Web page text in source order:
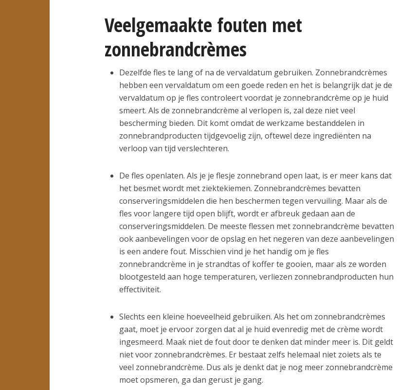
Veelgemaakte fouten met
zonnebrandcrèmes
Dezelfde fles te lang of na de vervaldatum gebruiken. Zonnebrandcrèmes
hebben een vervaldatum om een goede reden en het is belangrijk dat je de
vervaldatum op je fles controleert voordat je zonnebrandcrème op je huid
smeert. Als de zonnebrandcrème al verlopen is, zal deze niet veel
bescherming bieden. Dit komt omdat de werkzame bestanddelen in
zonnebrandproducten tijdgevoelig zijn, oftewel deze ingrediënten na
verloop van tijd verslechteren.
De fles openlaten. Als je je flesje zonnebrand open laat, is er meer kans dat
het besmet wordt met ziektekiemen. Zonnebrandcrèmes bevatten
conserveringsmiddelen die hen beschermen tegen vervuiling. Maar als de
fles voor langere tijd open blijft, wordt er afbreuk gedaan aan de
conserveringsmiddelen. De meeste flessen met zonnebrandcrème bevatten
ook aanbevelingen voor de opslag en het negeren van deze aanbevelingen
is een andere fout. Misschien vind je het handig om je fles
zonnebrandcrème in je strandtas of koffer te gooien, maar als ze worden
blootgesteld aan hoge temperaturen, verliezen zonnebrandproducten hun
effectiviteit.
Slechts een kleine hoeveelheid gebruiken. Als het om zonnebrandcrèmes
gaat, moet je ervoor zorgen dat al je huid evenredig met de crème wordt
ingesmeerd. Maak niet de fout door te denken dat minder meer is. Dit geldt
niet voor zonnebrandcrèmes. Er bestaat zelfs helemaal niet zoiets als te
veel zonnebrandcrème. Dus als je denkt dat je nog meer zonnebrandcrème
moet opsmeren, ga dan gerust je gang.